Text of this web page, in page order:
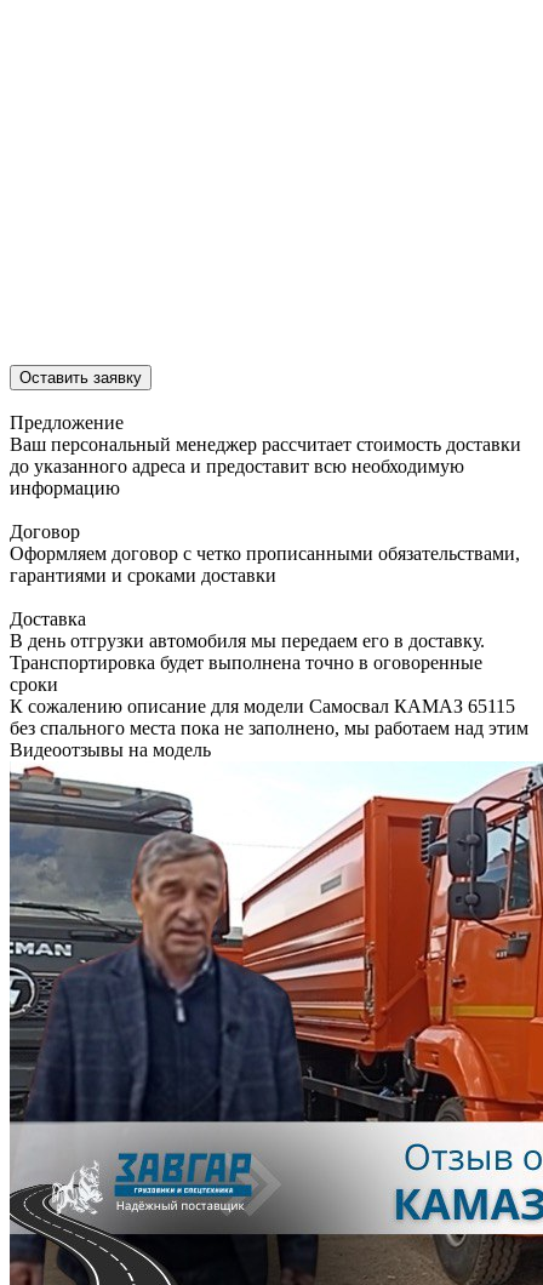
Оставить заявку
Предложение
Ваш персональный менеджер рассчитает стоимость доставки
до указанного адреса и предоставит всю необходимую
информацию
Договор
Оформляем договор с четко прописанными обязательствами,
гарантиями и сроками доставки
Доставка
В день отгрузки автомобиля мы передаем его в доставку.
Транспортировка будет выполнена точно в оговоренные
сроки
К сожалению описание для модели Самосвал КАМАЗ 65115
без спального места пока не заполнено, мы работаем над этим
Видеоотзывы на модель